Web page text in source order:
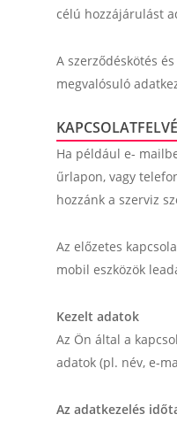
célú hozzájárulást
A szerződéskötés
megvalósuló
Ha például e-
űrlapon, vagy
hozzánk a szerviz
Az előzetes
mobil eszközök
Kezelt adatok
Az Ön által a
adatok (pl. név, e-
Az adatkezelés